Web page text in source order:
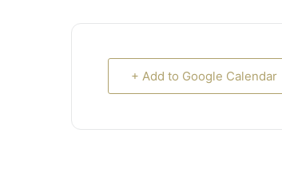
+ Add to Google Calendar